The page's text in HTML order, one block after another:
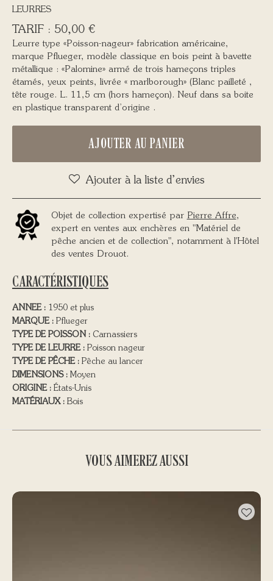
LEURRES
50,00 €
Leurre type «Poisson-nageur» fabrication américaine,
marque Pflueger, modèle classique en bois peint à bavette
métallique : «Palomine» armé de trois hameçons triples
étamés, yeux peints, livrée « marlborough» (Blanc pailleté ,
tête rouge. L. 11,5 cm (hors hameçon). Neuf dans sa boite
en plastique transparent d’origine .
AJOUTER AU PANIER
Ajouter à la liste d’envies
Objet de collection expertisé par Pierre Affre,
expert en ventes aux enchères en "Matériel de
pêche ancien et de collection", notamment à l'Hôtel
des ventes Drouot.
CARACTÉRISTIQUES
ANNEE : 1950 et plus
MARQUE : Pflueger
TYPE DE POISSON : Carnassiers
TYPE DE LEURRE : Poisson nageur
TYPE DE PÊCHE : Pêche au lancer
DIMENSIONS : Moyen
ORIGINE : États-Unis
MATÉRIAUX : Bois
VOUS AIMEREZ AUSSI